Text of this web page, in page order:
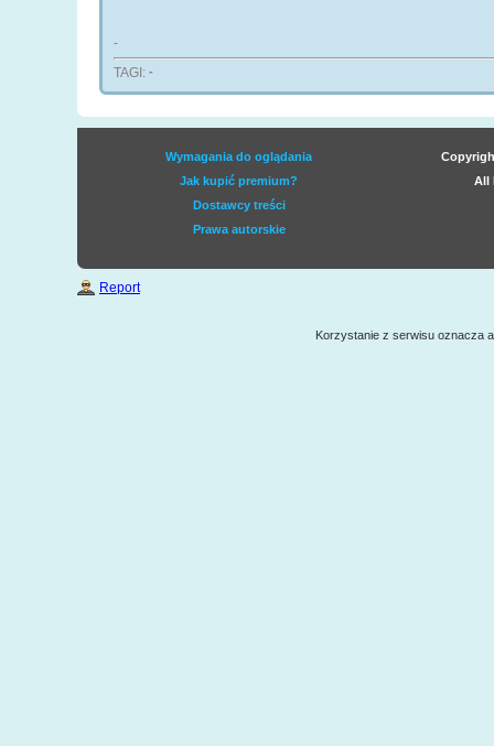
-
TAGI: -
Wymagania do oglądania
Jak kupić premium?
Dostawcy treści
Prawa autorskie
All
Report
Korzystanie z serwisu oznacza